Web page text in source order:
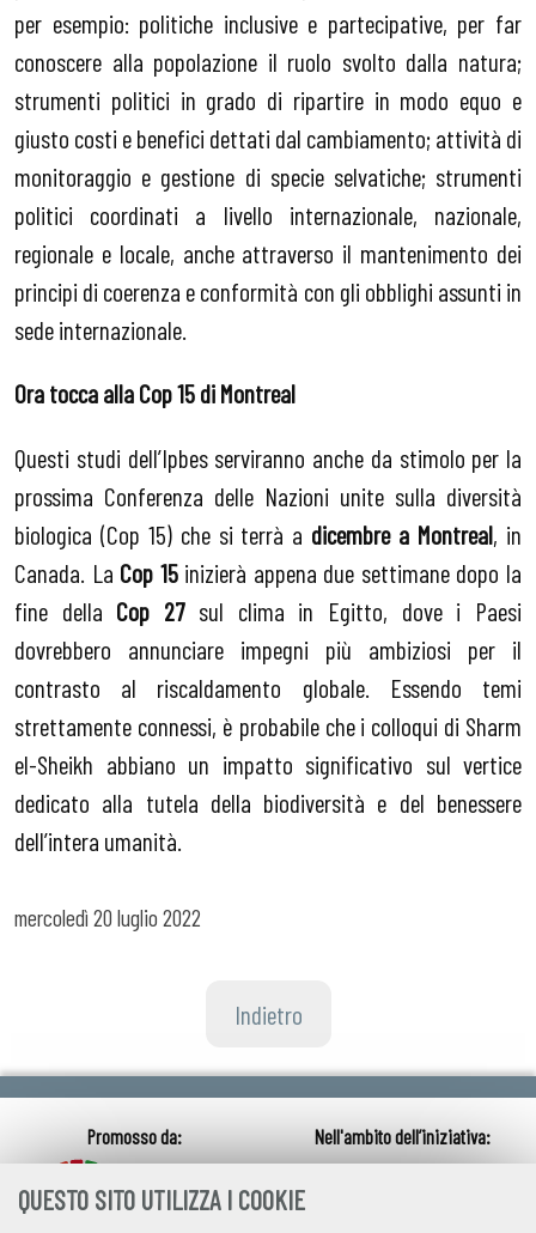
QUESTO SITO UTILIZZA I COOKIE
per esempio: politiche inclusive e partecipative, per far
conoscere alla popolazione il ruolo svolto dalla natura;
strumenti politici in grado di ripartire in modo equo e
giusto costi e benefici dettati dal cambiamento; attività di
monitoraggio e gestione di specie selvatiche; strumenti
politici coordinati a livello internazionale, nazionale,
regionale e locale, anche attraverso il mantenimento dei
principi di coerenza e conformità con gli obblighi assunti in
sede internazionale.
Ora tocca alla Cop 15 di Montreal
Questi studi dell’Ipbes serviranno anche da stimolo per la
prossima Conferenza delle Nazioni unite sulla diversità
biologica (Cop 15) che si terrà a dicembre a Montreal, in
Canada. La Cop 15inizierà appena due settimane dopo la
fine della Cop 27sul clima in Egitto, dove i Paesi
dovrebbero annunciare impegni più ambiziosi per il
contrasto al riscaldamento globale. Essendo temi
strettamente connessi, è probabile che i colloqui di Sharm
el-Sheikh abbiano un impatto significativo sul vertice
dedicato alla tutela della biodiversità e del benessere
dell’intera umanità.
mercoledì 20 luglio 2022
Indietro